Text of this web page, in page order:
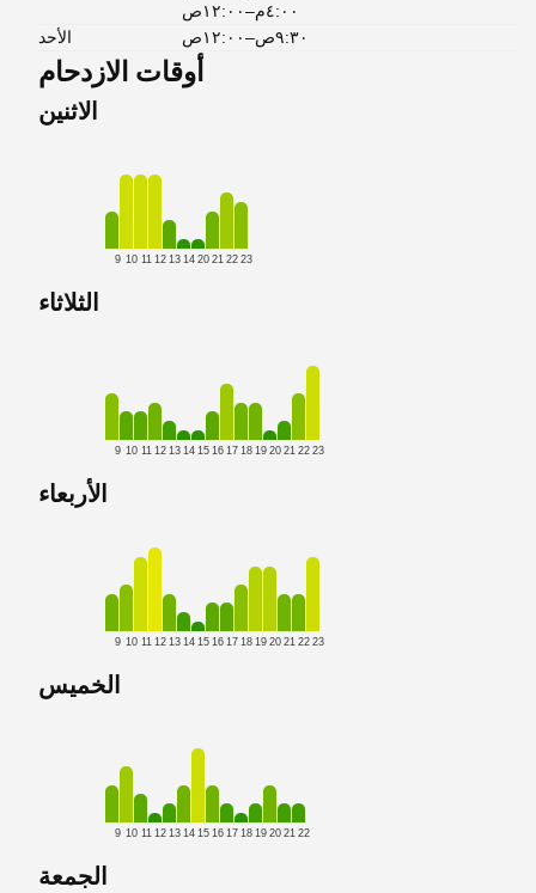
٤:٠٠م–١٢:٠٠ص
الأحد
٩:٣٠ص–١٢:٠٠ص
أوقات الازدحام
الاثنين
9 10 11 12 13 14 20 21 22 23
الثلاثاء
9 10 11 12 13 14 15 16 17 18 19 20 21 22 23
الأربعاء
9 10 11 12 13 14 15 16 17 18 19 20 21 22 23
الخميس
9 10 11 12 13 14 15 16 17 18 19 20 21 22
الجمعة